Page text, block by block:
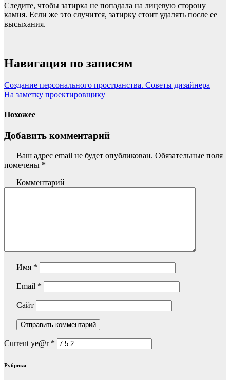
Следите, чтобы затирка не попадала на лицевую сторону
камня. Если же это случится, затирку стоит удалять после ее
высыхания.
Навигация по записям
Создание персонального пространства. Советы дизайнера
На заметку проектировщику
Похожее
Добавить комментарий
Ваш адрес email не будет опубликован. Обязательные поля
помечены *
Комментарий
Имя *
Email *
Сайт
Current ye@r *
Рубрики